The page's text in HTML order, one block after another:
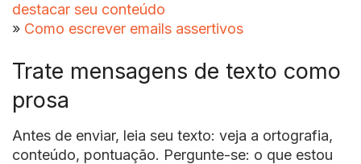
destacar seu conteúdo
» Como escrever emails assertivos
Trate mensagens de texto como
prosa
Antes de enviar, leia seu texto: veja a ortografia,
conteúdo, pontuação. Pergunte-se: o que estou